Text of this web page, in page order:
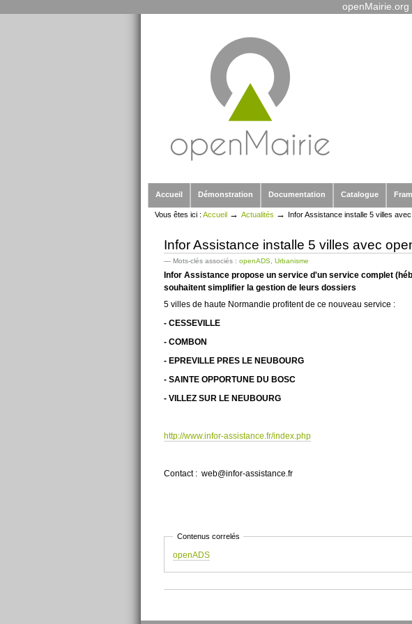
openMairie.org
Accueil
Démonstration Documentation Catalogue
Vous êtes ici : Accueil → Actualités → Infor Assistance installe 5 villes
Infor Assistance installe 5 villes avec
— Mots-clés associés :openADS,Urbanisme
Infor Assistance propose un service d'un service complet
souhaitent simplifier la gestion de leurs dossiers
5 villes de haute Normandie profitent de ce nouveau service :
- CESSEVILLE
- COMBON
- EPREVILLE PRES LE NEUBOURG
- SAINTE OPPORTUNE DU BOSC
- VILLEZ SUR LE NEUBOURG
http://www.infor-assistance.fr/index.php
Contact : web@infor-assistance.fr
Contenus correlés
openADS